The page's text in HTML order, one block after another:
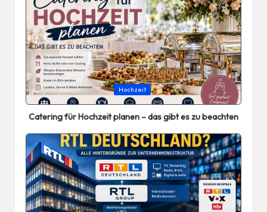
Posted
in
Hochzeit
Catering für Hochzeit planen – das gibt es zu beachten